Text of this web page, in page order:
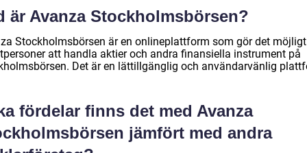
är Avanza Stockholmsbörsen?
Stockholmsbörsen är en onlineplattform som gör det
att handla aktier och andra finansiella instrument på
Det är en lättillgänglig och användarvänlig
fördelar finns det med Avanza
jämfört med andra